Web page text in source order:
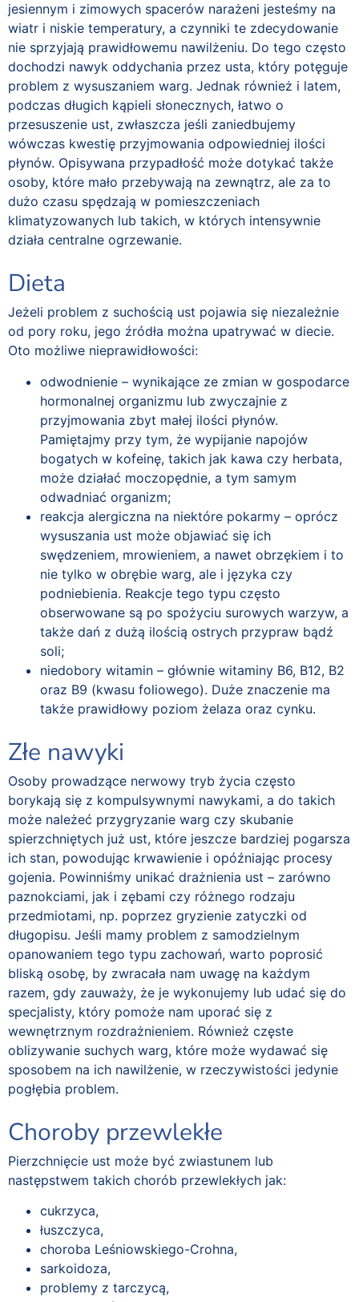
jesiennym i zimowych spacerów narażeni jesteśmy na
wiatr i niskie temperatury, a czynniki te zdecydowanie
nie sprzyjają prawidłowemu nawilżeniu. Do tego często
dochodzi nawyk oddychania przez usta, który potęguje
problem z wysuszaniem warg. Jednak również i latem,
podczas długich kąpieli słonecznych, łatwo o
przesuszenie ust, zwłaszcza jeśli zaniedbujemy
wówczas kwestię przyjmowania odpowiedniej ilości
płynów. Opisywana przypadłość może dotykać także
osoby, które mało przebywają na zewnątrz, ale za to
dużo czasu spędzają w pomieszczeniach
klimatyzowanych lub takich, w których intensywnie
działa centralne ogrzewanie.
Dieta
Jeżeli problem z suchością ust pojawia się niezależnie
od pory roku, jego źródła można upatrywać w diecie.
Oto możliwe nieprawidłowości:
odwodnienie – wynikające ze zmian w gospodarce
hormonalnej organizmu lub zwyczajnie z
przyjmowania zbyt małej ilości płynów.
Pamiętajmy przy tym, że wypijanie napojów
bogatych w kofeinę, takich jak kawa czy herbata,
może działać moczopędnie, a tym samym
odwadniać organizm;
reakcja alergiczna na niektóre pokarmy – oprócz
wysuszania ust może objawiać się ich
swędzeniem, mrowieniem, a nawet obrzękiem i to
nie tylko w obrębie warg, ale i języka czy
podniebienia. Reakcje tego typu często
obserwowane są po spożyciu surowych warzyw, a
także dań z dużą ilością ostrych przypraw bądź
soli;
niedobory witamin – głównie witaminy B6, B12, B2
oraz B9 (kwasu foliowego). Duże znaczenie ma
także prawidłowy poziom żelaza oraz cynku.
Złe nawyki
Osoby prowadzące nerwowy tryb życia często
borykają się z kompulsywnymi nawykami, a do takich
może należeć przygryzanie warg czy skubanie
spierzchniętych już ust, które jeszcze bardziej pogarsza
ich stan, powodując krwawienie i opóźniając procesy
gojenia. Powinniśmy unikać drażnienia ust – zarówno
paznokciami, jak i zębami czy różnego rodzaju
przedmiotami, np. poprzez gryzienie zatyczki od
długopisu. Jeśli mamy problem z samodzielnym
opanowaniem tego typu zachowań, warto poprosić
bliską osobę, by zwracała nam uwagę na każdym
razem, gdy zauważy, że je wykonujemy lub udać się do
specjalisty, który pomoże nam uporać się z
wewnętrznym rozdrażnieniem. Również częste
oblizywanie suchych warg, które może wydawać się
sposobem na ich nawilżenie, w rzeczywistości jedynie
pogłębia problem.
Choroby przewlekłe
Pierzchnięcie ust może być zwiastunem lub
następstwem takich chorób przewlekłych jak:
cukrzyca,
łuszczyca,
choroba Leśniowskiego-Crohna,
sarkoidoza,
problemy z tarczycą,